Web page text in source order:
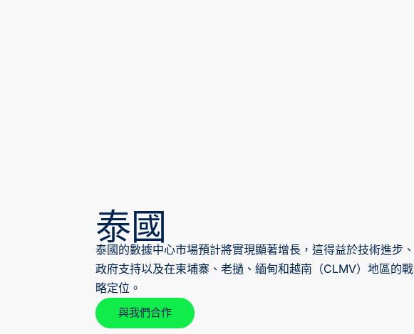
泰國
泰國的數據中心市場預計將實現顯著增長，這得益於技術進步、
政府支持以及在柬埔寨、老撾、緬甸和越南（CLMV）地區的戰
略定位。
與我們合作